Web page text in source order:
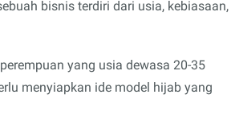
bisnis terdiri dari usia, kebiasaan,
yang usia dewasa 20-35
menyiapkan ide model hijab yang